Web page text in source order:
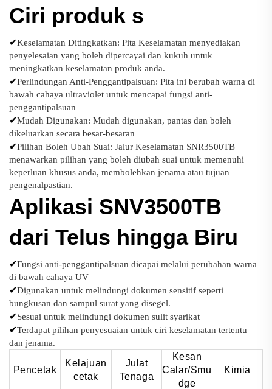
Ciri produk s
✔Keselamatan Ditingkatkan: Pita Keselamatan menyediakan
penyelesaian yang boleh dipercayai dan kukuh untuk
meningkatkan keselamatan produk anda.
✔Perlindungan Anti-Penggantipalsuan: Pita ini berubah warna di
bawah cahaya ultraviolet untuk mencapai fungsi anti-
penggantipalsuan
✔Mudah Digunakan: Mudah digunakan, pantas dan boleh
dikeluarkan secara besar-besaran
✔Pilihan Boleh Ubah Suai: Jalur Keselamatan SNR3500TB
menawarkan pilihan yang boleh diubah suai untuk memenuhi
keperluan khusus anda, membolehkan jenama atau tujuan
pengenalpastian.
Aplikasi SNV3500TB
dari Telus hingga Biru
✔Fungsi anti-penggantipalsuan dicapai melalui perubahan warna
di bawah cahaya UV
✔Digunakan untuk melindungi dokumen sensitif seperti
bungkusan dan sampul surat yang disegel.
✔Sesuai untuk melindungi dokumen sulit syarikat
✔Terdapat pilihan penyesuaian untuk ciri keselamatan tertentu
dan jenama.
Pencetak
Kelajuan
cetak
Julat
Tenaga
Kesan
Calar/Smu
dge
Kimia